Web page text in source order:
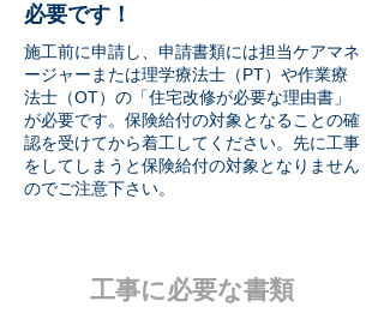
必要です！
施工前に申請し、申請書類には担当ケアマネ
ージャーまたは理学療法士（PT）や作業療
法士（OT）の「住宅改修が必要な理由書」
が必要です。保険給付の対象となることの確
認を受けてから着工してください。先に工事
をしてしまうと保険給付の対象となりません
のでご注意下さい。
​工事に必要な書類